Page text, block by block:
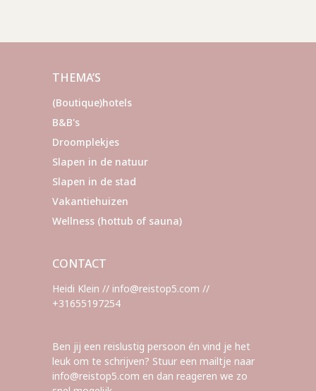
THEMA’S
(Boutique)hotels
B&B's
Droomplekjes
Slapen in de natuur
Slapen in de stad
Vakantiehuizen
Wellness (hottub of sauna)
CONTACT
Heidi Klein // info@reistop5.com //
+31655197254
Ben jij een reislustig persoon én vind je het
leuk om te schrijven? Stuur een mailtje naar
info@reistop5.com en dan reageren we zo